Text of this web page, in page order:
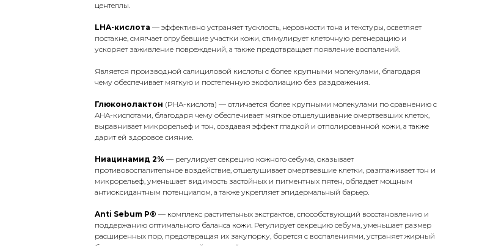
центеллы.
LHA-кислота — эффективно устраняет тусклость, неровности тона и текстуры, осветляет
постакне, смягчает огрубевшие участки кожи, стимулирует клеточную регенерацию и
ускоряет заживление повреждений, а также предотвращает появление воспалений.
Является производной салициловой кислоты с более крупными молекулами, благодаря
чему обеспечивает мягкую и постепенную эксфолиацию без раздражения.
Глюконолактон (PHA-кислота) — отличается более крупными молекулами по сравнению с
AHA-кислотами, благодаря чему обеспечивает мягкое отшелушивание омертвевших клеток,
выравнивает микрорельеф и тон, создавая эффект гладкой и отполированной кожи, а также
дарит ей здоровое сияние.
Ниацинамид 2% — регулирует секрецию кожного себума, оказывает
противовоспалительное воздействие, отшелушивает омертвевшие клетки, разглаживает тон и
микрорельеф, уменьшает видимость застойных и пигментных пятен, обладает мощным
антиоксидантным потенциалом, а также укрепляет эпидермальный барьер.
Anti Sebum P® — комплекс растительных экстрактов, способствующий восстановлению и
поддержанию оптимального баланса кожи. Регулирует секрецию себума, уменьшает размер
расширенных пор, предотвращая их закупорку, борется с воспалениями, устраняет жирный